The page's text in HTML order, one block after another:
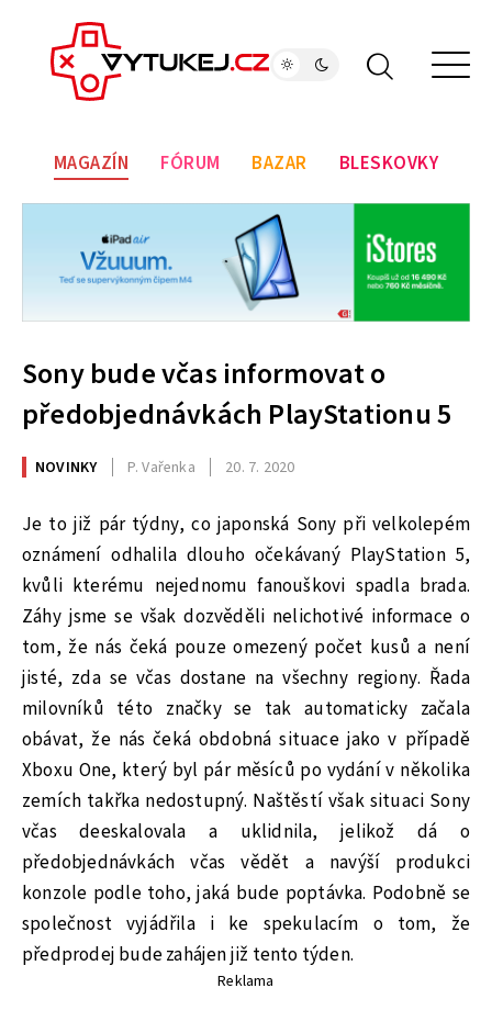
MAGAZÍN FÓRUM BAZAR BLESKOVKY
Sony bude včas informovat o
předobjednávkách PlayStationu 5
NOVINKY P. Vařenka 20. 7. 2020
Je to již pár týdny, co japonská Sony při velkolepém
oznámení odhalila dlouho očekávaný PlayStation 5,
kvůli kterému nejednomu fanouškovi spadla brada.
Záhy jsme se však dozvěděli nelichotivé informace o
tom, že nás čeká pouze omezený počet kusů a není
jisté, zda se včas dostane na všechny regiony. Řada
milovníků této značky se tak automaticky začala
obávat, že nás čeká obdobná situace jako v případě
Xboxu One, který byl pár měsíců po vydání v několika
zemích takřka nedostupný. Naštěstí však situaci Sony
včas deeskalovala a uklidnila, jelikož dá o
předobjednávkách včas vědět a navýší produkci
konzole podle toho, jaká bude poptávka. Podobně se
společnost vyjádřila i ke spekulacím o tom, že
předprodej bude zahájen již tento týden.
Reklama